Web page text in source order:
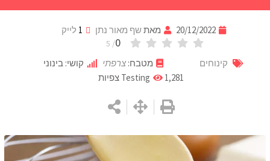
20/12/2022 מאתשף מאור נתן 1 לייק
0
/ 5
קינוחים מטבח:צרפתי
קושי: בינוני
Testing
1,281 צפיות